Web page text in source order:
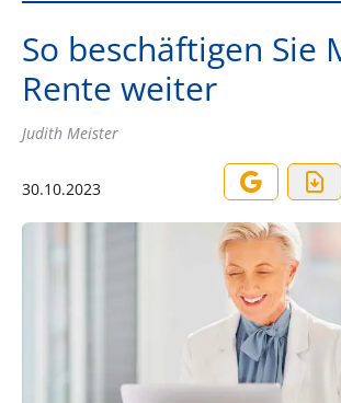
So beschäftigen Sie
Rente weiter
Judith Meister
30.10.2023